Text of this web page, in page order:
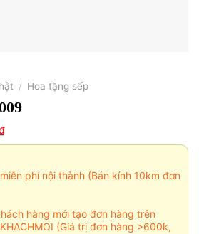
/ Hoa tặng sếp
Giá
hiện
500,000₫.
phí nội thành (Bán kính 10km đơn
hàng mới tạo đơn hàng trên
(Giá trị đơn hàng >600k,